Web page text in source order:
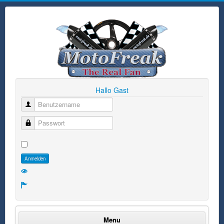
Hallo Gast
Benutzername
Passwort
Anmelden
Menu